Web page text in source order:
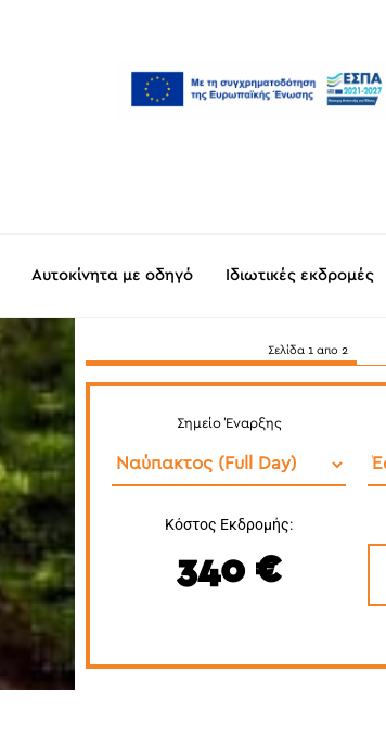
Αυτοκίνητα με οδηγό Ιδιωτικές εκδρομές
Σελίδα 1 απο 2
Σημείο Έναρξης
Κόστος Εκδρομής:
340 €